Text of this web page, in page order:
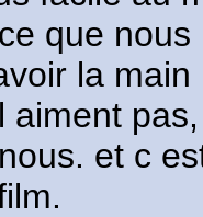
que
la
aiment
et c